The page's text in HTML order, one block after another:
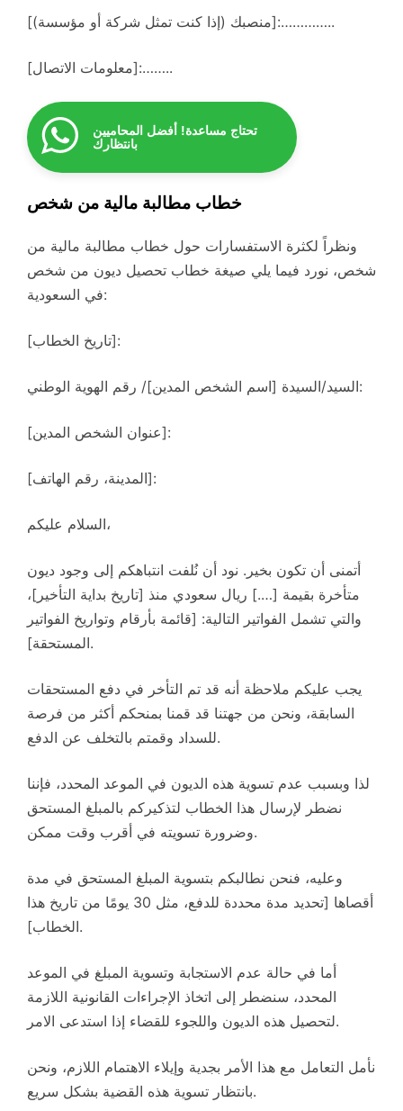
[منصبك (إذا كنت تمثل شركة أو مؤسسة)]:…………..
[معلومات الاتصال]:……..
تحتاج مساعدة! أفضل المحاميين
بانتظارك
خطاب مطالبة مالية من شخص
ونظراً لكثرة الاستفسارات حول خطاب مطالبة مالية من
شخص، نورد فيما يلي صيغة خطاب تحصيل ديون من شخص
في السعودية:
[تاريخ الخطاب]:
السيد/السيدة [اسم الشخص المدين]/ رقم الهوية الوطني:
[عنوان الشخص المدين]:
[المدينة، رقم الهاتف]:
السلام عليكم،
أتمنى أن تكون بخير. نود أن نُلفت انتباهكم إلى وجود ديون
متأخرة بقيمة [….] ريال سعودي منذ [تاريخ بداية التأخير]،
والتي تشمل الفواتير التالية: [قائمة بأرقام وتواريخ الفواتير
المستحقة].
يجب عليكم ملاحظة أنه قد تم التأخر في دفع المستحقات
السابقة، ونحن من جهتنا قد قمنا بمنحكم أكثر من فرصة
للسداد وقمتم بالتخلف عن الدفع.
لذا وبسبب عدم تسوية هذه الديون في الموعد المحدد، فإننا
نضطر لإرسال هذا الخطاب لتذكيركم بالمبلغ المستحق
وضرورة تسويته في أقرب وقت ممكن.
وعليه، فنحن نطالبكم بتسوية المبلغ المستحق في مدة
أقصاها [تحديد مدة محددة للدفع، مثل 30 يومًا من تاريخ هذا
الخطاب].
أما في حالة عدم الاستجابة وتسوية المبلغ في الموعد
المحدد، سنضطر إلى اتخاذ الإجراءات القانونية اللازمة
لتحصيل هذه الديون واللجوء للقضاء إذا استدعى الامر.
نأمل التعامل مع هذا الأمر بجدية وإيلاء الاهتمام اللازم، ونحن
بانتظار تسوية هذه القضية بشكل سريع.